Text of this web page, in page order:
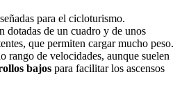
para el cicloturismo.
dotadas de un cuadro y de unos
que permiten cargar mucho peso.
rango de velocidades, aunque suelen
bajos para facilitar los ascensos